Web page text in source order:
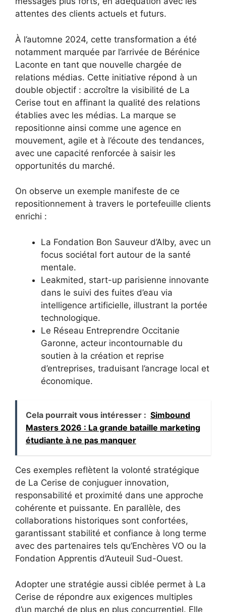
attentes des clients actuels et futurs.
À l’automne 2024, cette transformation a été
notamment marquée par l’arrivée de Bérénice
Laconte en tant que nouvelle chargée de
relations médias. Cette initiative répond à un
double objectif : accroître la visibilité de La
Cerise tout en affinant la qualité des relations
établies avec les médias. La marque se
repositionne ainsi comme une agence en
mouvement, agile et à l’écoute des tendances,
avec une capacité renforcée à saisir les
opportunités du marché.
On observe un exemple manifeste de ce
repositionnement à travers le portefeuille clients
enrichi :
La Fondation Bon Sauveur d’Alby, avec un
focus sociétal fort autour de la santé
mentale.
Leakmited, start-up parisienne innovante
dans le suivi des fuites d’eau via
intelligence artificielle, illustrant la portée
technologique.
Le Réseau Entreprendre Occitanie
Garonne, acteur incontournable du
soutien à la création et reprise
d’entreprises, traduisant l’ancrage local et
économique.
Cela pourrait vous intéresser : Simbound
Masters 2026 : La grande bataille marketing
étudiante à ne pas manquer
Ces exemples reflètent la volonté stratégique
de La Cerise de conjuguer innovation,
responsabilité et proximité dans une approche
cohérente et puissante. En parallèle, des
collaborations historiques sont confortées,
garantissant stabilité et confiance à long terme
avec des partenaires tels qu’Enchères VO ou la
Fondation Apprentis d’Auteuil Sud-Ouest.
Adopter une stratégie aussi ciblée permet à La
Cerise de répondre aux exigences multiples
d’un marché de plus en plus concurrentiel. Elle